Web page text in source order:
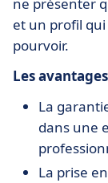
et un profil qui
pourvoir.
Les
La
dans une
La prise